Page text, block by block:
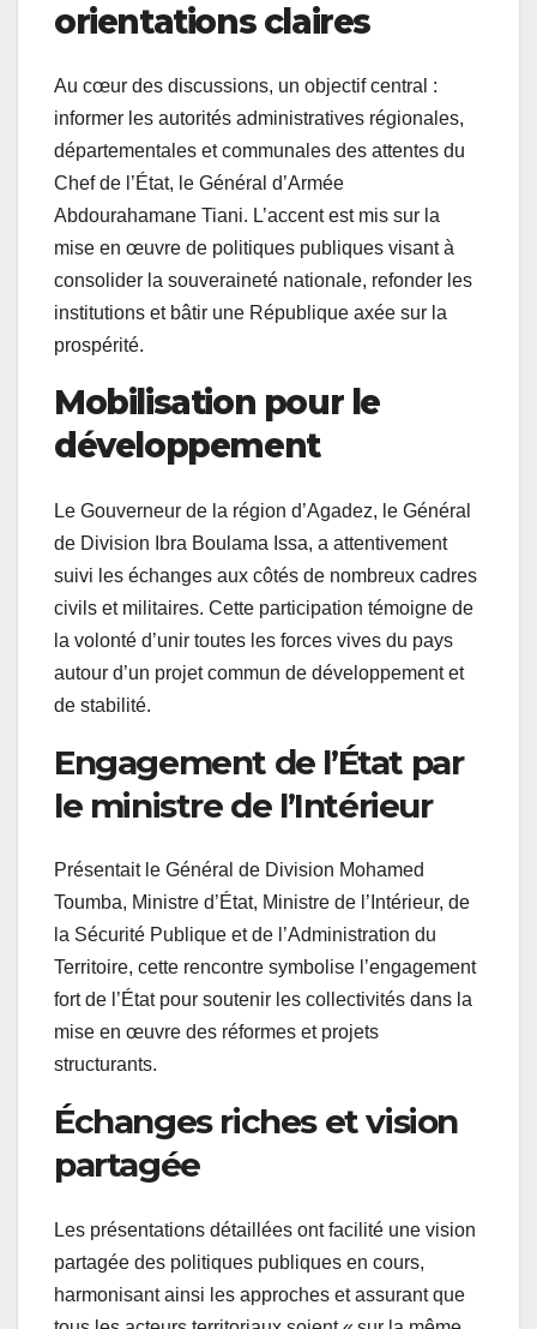
orientations claires
Au cœur des discussions, un objectif central :
informer les autorités administratives régionales,
départementales et communales des attentes du
Chef de l’État, le Général d’Armée
Abdourahamane Tiani. L’accent est mis sur la
mise en œuvre de politiques publiques visant à
consolider la souveraineté nationale, refonder les
institutions et bâtir une République axée sur la
prospérité.
Mobilisation pour le
développement
Le Gouverneur de la région d’Agadez, le Général
de Division Ibra Boulama Issa, a attentivement
suivi les échanges aux côtés de nombreux cadres
civils et militaires. Cette participation témoigne de
la volonté d’unir toutes les forces vives du pays
autour d’un projet commun de développement et
de stabilité.
Engagement de l’État par
le ministre de l’Intérieur
Présentait le Général de Division Mohamed
Toumba, Ministre d’État, Ministre de l’Intérieur, de
la Sécurité Publique et de l’Administration du
Territoire, cette rencontre symbolise l’engagement
fort de l’État pour soutenir les collectivités dans la
mise en œuvre des réformes et projets
structurants.
Échanges riches et vision
partagée
Les présentations détaillées ont facilité une vision
partagée des politiques publiques en cours,
harmonisant ainsi les approches et assurant que